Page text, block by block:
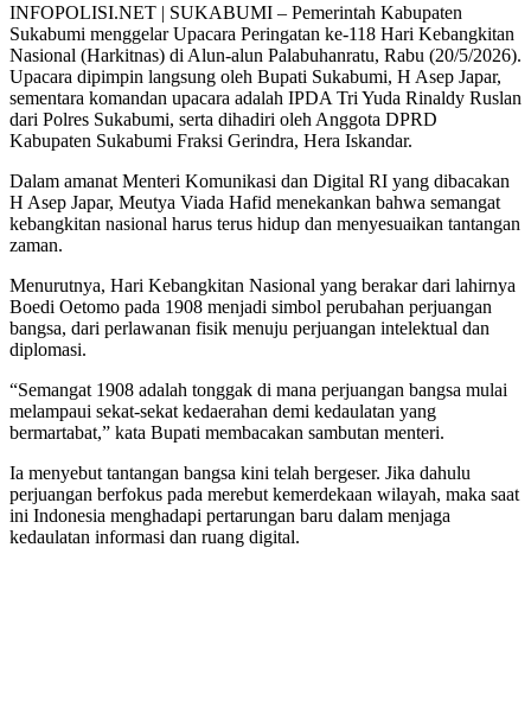
INFOPOLISI.NET | SUKABUMI – Pemerintah Kabupaten
Sukabumi menggelar Upacara Peringatan ke-118 Hari Kebangkitan
Nasional (Harkitnas) di Alun-alun Palabuhanratu, Rabu (20/5/2026).
Upacara dipimpin langsung oleh Bupati Sukabumi, H Asep Japar,
sementara komandan upacara adalah IPDA Tri Yuda Rinaldy Ruslan
dari Polres Sukabumi, serta dihadiri oleh Anggota DPRD
Kabupaten Sukabumi Fraksi Gerindra, Hera Iskandar.
Dalam amanat Menteri Komunikasi dan Digital RI yang dibacakan
H Asep Japar, Meutya Viada Hafid menekankan bahwa semangat
kebangkitan nasional harus terus hidup dan menyesuaikan tantangan
zaman.
Menurutnya, Hari Kebangkitan Nasional yang berakar dari lahirnya
Boedi Oetomo pada 1908 menjadi simbol perubahan perjuangan
bangsa, dari perlawanan fisik menuju perjuangan intelektual dan
diplomasi.
“Semangat 1908 adalah tonggak di mana perjuangan bangsa mulai
melampaui sekat-sekat kedaerahan demi kedaulatan yang
bermartabat,” kata Bupati membacakan sambutan menteri.
Ia menyebut tantangan bangsa kini telah bergeser. Jika dahulu
perjuangan berfokus pada merebut kemerdekaan wilayah, maka saat
ini Indonesia menghadapi pertarungan baru dalam menjaga
kedaulatan informasi dan ruang digital.